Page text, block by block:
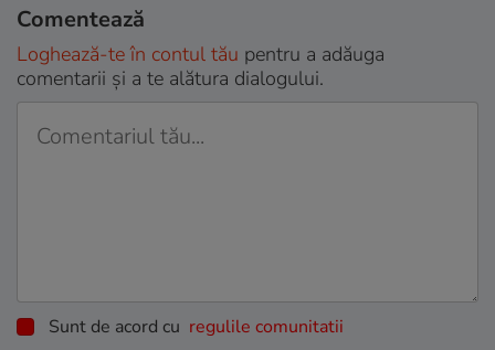
Comentează
Loghează-te în contul tău pentru a adăuga
comentarii și a te alătura dialogului.
Sunt de acord cu regulile comunitatii